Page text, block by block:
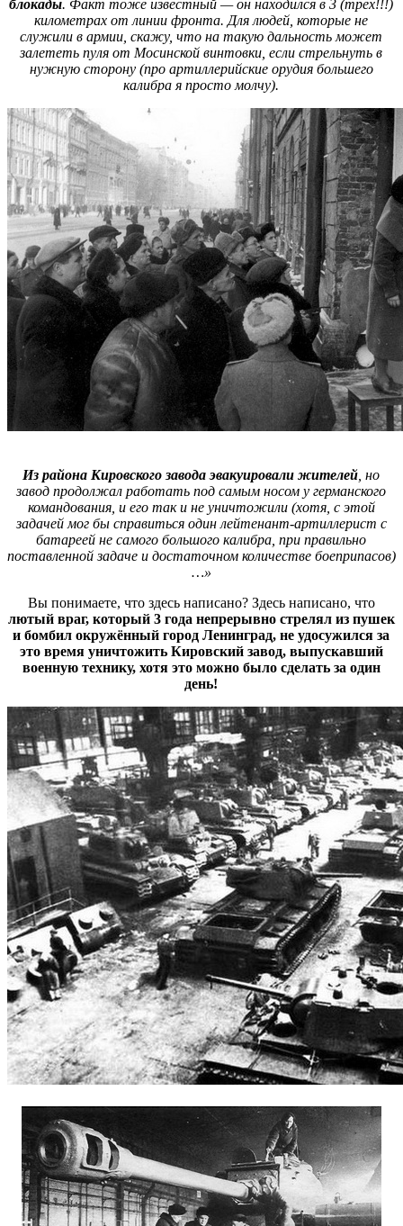
блокады. Факт тоже известный — он находился в 3 (трёх!!!)
километрах от линии фронта. Для людей, которые не
служили в армии, скажу, что на такую дальность может
залететь пуля от Мосинской винтовки, если стрельнуть в
нужную сторону (про артиллерийские орудия большего
калибра я просто молчу).
Из района Кировского завода эвакуировали жителей , но
завод продолжал работать под самым носом у германского
командования, и его так и не уничтожили (хотя, с этой
задачей мог бы справиться один лейтенант-артиллерист с
батареей не самого большого калибра, при правильно
поставленной задаче и достаточном количестве боеприпасов)
…»
Вы понимаете, что здесь написано? Здесь написано, что
лютый враг, который 3 года непрерывно стрелял из пушек
и бомбил окружённый город Ленинград, не удосужился за
это время уничтожить Кировский завод, выпускавший
военную технику, хотя это можно было сделать за один
день!